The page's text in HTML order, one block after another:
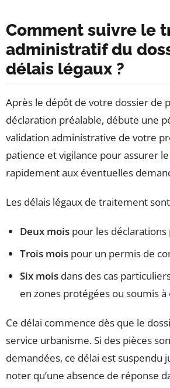
Comment suivre le
administratif du
délais légaux ?
Après le dépôt de votre dossier de
déclaration préalable, débute une
validation administrative de votre
patience et vigilance pour assurer
rapidement aux éventuelles
Les délais légaux de traitement
Deux mois pour les déclarations
Trois mois pour un permis de
Six mois dans des cas
en zones protégées ou soumis
Ce délai commence dès que le
service urbanisme. Si des pièces
demandées, ce délai est suspendu
noter qu’une absence de réponse